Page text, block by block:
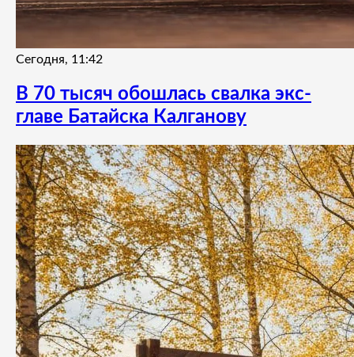
Сегодня, 11:42
В 70 тысяч обошлась свалка экс-
главе Батайска Калганову